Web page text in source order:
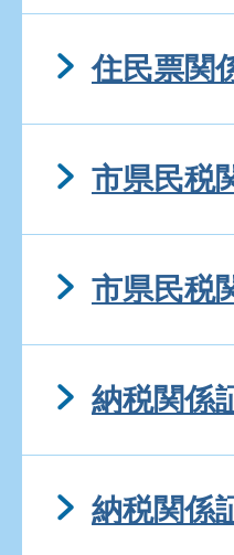
住民票関
市県民税
市県民税
納税関係
納税関係